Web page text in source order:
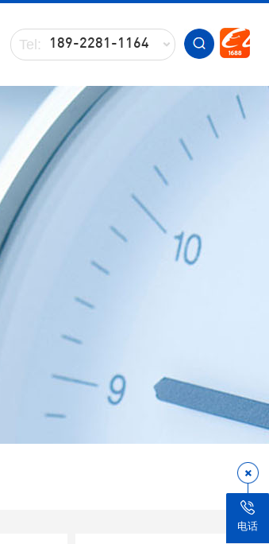
Tel: 189-2281-1164
Tel: 189-2836-3642
电话